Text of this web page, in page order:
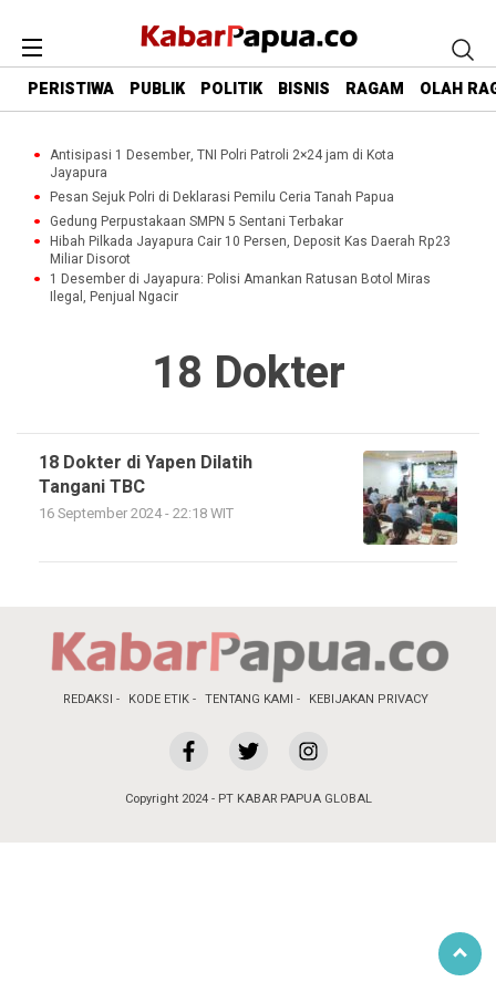
PERISTIWA PUBLIK POLITIK BISNIS RAGAM OLAH
Antisipasi 1 Desember, TNI Polri Patroli 2×24 jam di Kota
Jayapura
Pesan Sejuk Polri di Deklarasi Pemilu Ceria Tanah Papua
Gedung Perpustakaan SMPN 5 Sentani Terbakar
Hibah Pilkada Jayapura Cair 10 Persen, Deposit Kas Daerah Rp23
Miliar Disorot
1 Desember di Jayapura: Polisi Amankan Ratusan Botol Miras
Ilegal, Penjual Ngacir
18 Dokter
18 Dokter di Yapen Dilatih
Tangani TBC
16 September 2024 - 22:18 WIT
REDAKSI KODE ETIK TENTANG KAMI KEBIJAKAN PRIVACY
Copyright 2024 - PT KABAR PAPUA GLOBAL